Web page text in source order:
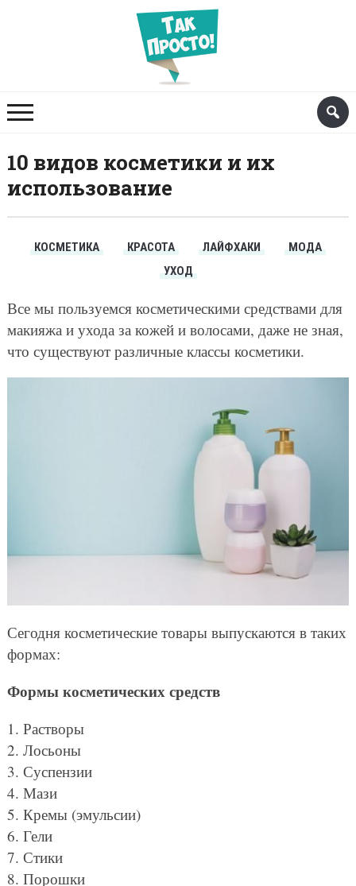
10 видов косметики и их
использование
КОСМЕТИКА КРАСОТА ЛАЙФХАКИ
МОДА
УХОД
Все мы пользуемся косметическими средствами для
макияжа и ухода за кожей и волосами, даже не зная,
что существуют различные классы косметики.
Сегодня косметические товары выпускаются в таких
формах:
Формы косметических средств
1. Растворы
2. Лосьоны
3. Суспензии
4. Мази
5. Кремы (эмульсии)
6. Гели
7. Стики
8. Порошки